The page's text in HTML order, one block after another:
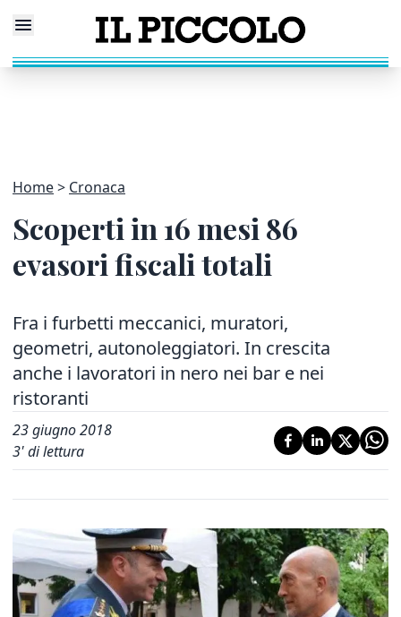
Home Cronaca
Scoperti in 16 mesi 86
evasori fiscali totali
Fra i furbetti meccanici, muratori,
geometri, autonoleggiatori. In crescita
anche i lavoratori in nero nei bar e nei
ristoranti
23 giugno 2018
3' di lettura